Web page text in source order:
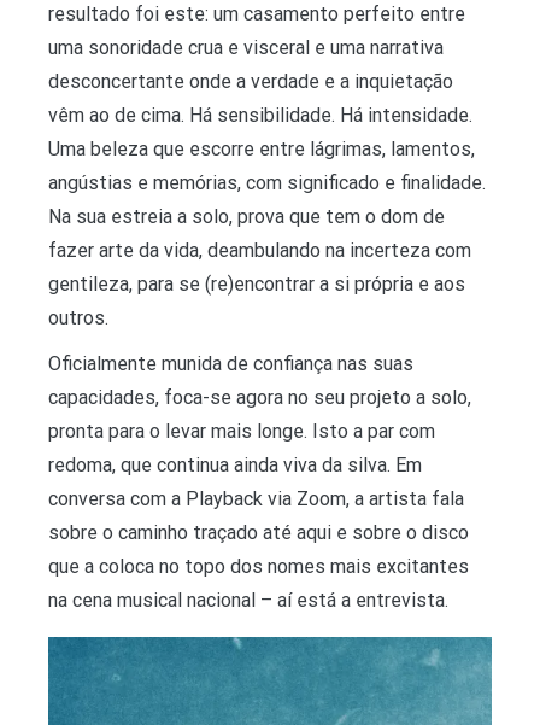
resultado foi este: um casamento perfeito entre
uma sonoridade crua e visceral e uma narrativa
desconcertante onde a verdade e a inquietação
vêm ao de cima. Há sensibilidade. Há intensidade.
Uma beleza que escorre entre lágrimas, lamentos,
angústias e memórias, com significado e finalidade.
Na sua estreia a solo, prova que tem o dom de
fazer arte da vida, deambulando na incerteza com
gentileza, para se (re)encontrar a si própria e aos
outros.
Oficialmente munida de confiança nas suas
capacidades, foca-se agora no seu projeto a solo,
pronta para o levar mais longe. Isto a par com
redoma, que continua ainda viva da silva. Em
conversa com a Playback via Zoom, a artista fala
sobre o caminho traçado até aqui e sobre o disco
que a coloca no topo dos nomes mais excitantes
na cena musical nacional – aí está a entrevista.